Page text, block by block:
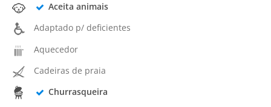
Aceita animais
Adaptado p/ deficientes
Aquecedor
Cadeiras de praia
Churrasqueira